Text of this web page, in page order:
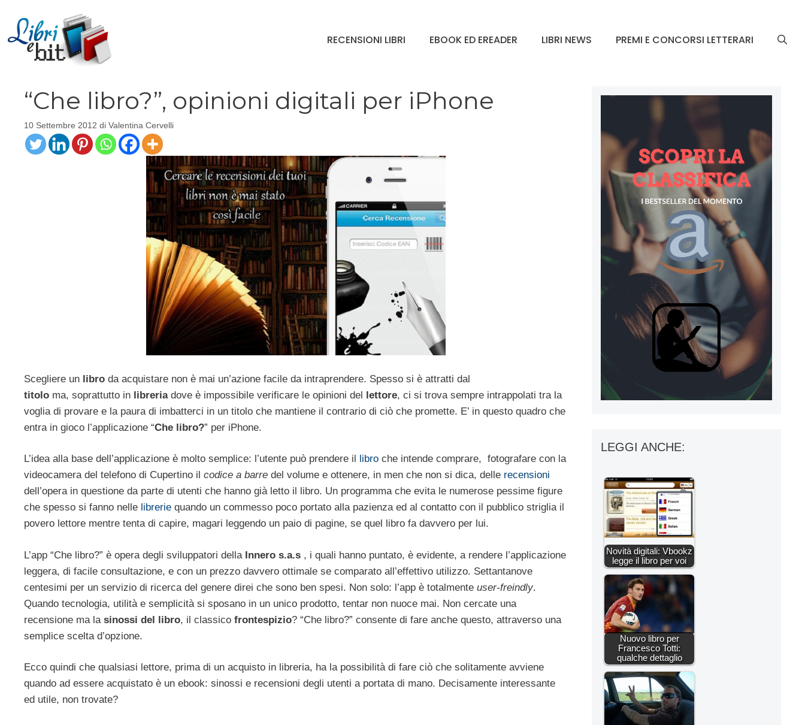
contenuto
RECENSIONI LIBRI EBOOK ED EREADER LIBRI NEWS PREMI E CONCORSI LETTERARI
“Che libro?”, opinioni digitali per iPhone
10 Settembre 2012 di Valentina Cervelli
Scegliere un libro da acquistare non è mai un’azione facile da intraprendere. Spesso si è attratti dal
titolo ma, soprattutto in libreriadove è impossibile verificare le opinioni del lettore, ci si trova sempre intrappolati tra la
voglia di provare e la paura di imbatterci in un titolo che mantiene il contrario di ciò che promette. E’ in questo quadro che
entra in gioco l’applicazione “Che libro?” per iPhone.
L’idea alla base dell’applicazione è molto semplice: l’utente può prendere il libro che intende comprare, fotografare con la
videocamera del telefono di Cupertino il codice a barre del volume e ottenere, in men che non si dica, delle recensioni
dell’opera in questione da parte di utenti che hanno già letto il libro. Un programma che evita le numerose pessime figure
che spesso si fanno nelle librerie quando un commesso poco portato alla pazienza ed al contatto con il pubblico striglia il
povero lettore mentre tenta di capire, magari leggendo un paio di pagine, se quel libro fa davvero per lui.
L’app “Che libro?” è opera degli sviluppatori della Innero s.a.s , i quali hanno puntato, è evidente, a rendere l’applicazione
leggera, di facile consultazione, e con un prezzo davvero ottimale se comparato all’effettivo utilizzo. Settantanove
centesimi per un servizio di ricerca del genere direi che sono ben spesi. Non solo: l’app è totalmente user-freindly.
Quando tecnologia, utilità e semplicità si sposano in un unico prodotto, tentar non nuoce mai. Non cercate una
recensione ma la sinossi del libro, il classico frontespizio? “Che libro?” consente di fare anche questo, attraverso una
semplice scelta d’opzione.
Ecco quindi che qualsiasi lettore, prima di un acquisto in libreria, ha la possibilità di fare ciò che solitamente avviene
quando ad essere acquistato è un ebook: sinossi e recensioni degli utenti a portata di mano. Decisamente interessante
ed utile, non trovate?
LEGGI ANCHE:
Novità digitali: Vbookz
legge il libro per voi
Nuovo libro per
Francesco Totti:
qualche dettaglio